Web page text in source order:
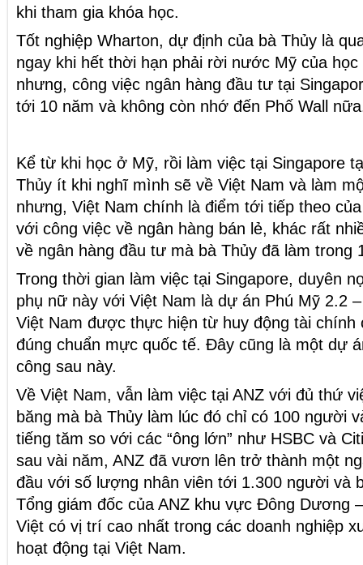
khi tham gia khóa học.
Tốt nghiệp Wharton, dự định của bà Thủy là
ngay khi hết thời hạn phải rời nước Mỹ của
nhưng, công việc ngân hàng đầu tư tại
tới 10 năm và không còn nhớ đến Phố Wall
Kể từ khi học ở Mỹ, rồi làm việc tại Singapore
Thủy ít khi nghĩ mình sẽ về Việt Nam và làm
nhưng, Việt Nam chính là điểm tới tiếp theo
với công việc về ngân hàng bán lẻ, khác rất
về ngân hàng đầu tư mà bà Thủy đã làm trong
Trong thời gian làm việc tại Singapore, duyên
phụ nữ này với Việt Nam là dự án Phú Mỹ 2.2
Việt Nam được thực hiện từ huy động tài chính
đúng chuẩn mực quốc tế. Đây cũng là một dự
công sau này.
Về Việt Nam, vẫn làm việc tại ANZ với đủ thứ
băng mà bà Thủy làm lúc đó chỉ có 100 người
tiếng tăm so với các “ông lớn” như HSBC và
sau vài năm, ANZ đã vươn lên trở thành một
đầu với số lượng nhân viên tới 1.300 người và
Tổng giám đốc của ANZ khu vực Đông Dương
Việt có vị trí cao nhất trong các doanh nghiệp
hoạt động tại Việt Nam.